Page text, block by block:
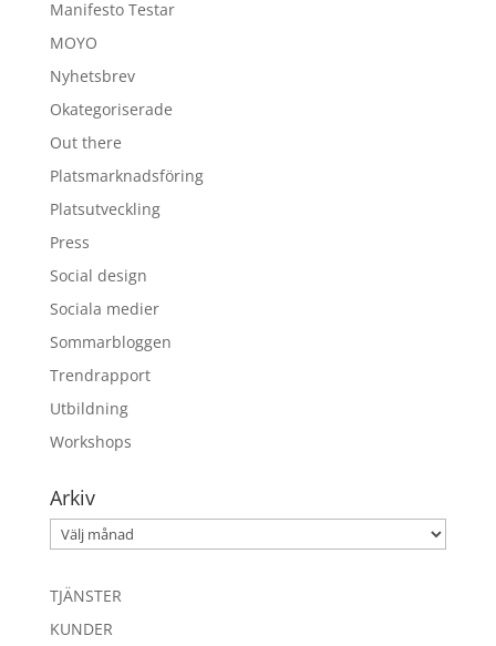
Manifesto Testar
MOYO
Nyhetsbrev
Okategoriserade
Out there
Platsmarknadsföring
Platsutveckling
Press
Social design
Sociala medier
Sommarbloggen
Trendrapport
Utbildning
Workshops
Arkiv
Arkiv
TJÄNSTER
KUNDER